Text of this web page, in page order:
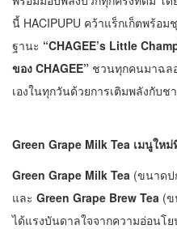
นี้ HACIPUPU คว้าแร็กเก็ตพร้อ
ฐานะ “CHAGEE’s Little
ของ CHAGEE” ชวนทุกคนมาฉล
เองในทุกวันด้วยการเติมพลังกับ
Green Grape Milk Tea เมนูให
Green Grape Milk Tea (ขนาดป
และ Green Grape Brew Tea (ข
ได้แรงบันดาลใจจากความอ่อนโ